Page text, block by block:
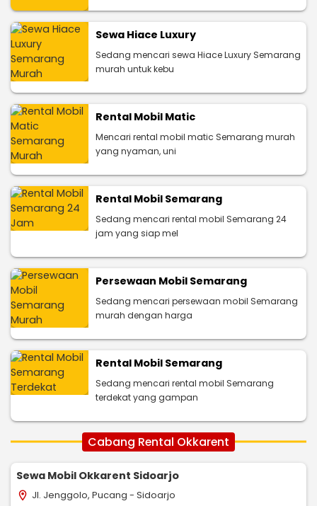
Sewa Hiace Luxury
Sedang mencari sewa Hiace Luxury Semarang
murah untuk kebu
Rental Mobil Matic
Mencari rental mobil matic Semarang murah
yang nyaman, uni
Rental Mobil Semarang
Sedang mencari rental mobil Semarang 24
jam yang siap mel
Persewaan Mobil Semarang
Sedang mencari persewaan mobil Semarang
murah dengan harga
Rental Mobil Semarang
Sedang mencari rental mobil Semarang
terdekat yang gampan
Cabang Rental Okkarent
Sewa Mobil Okkarent Sidoarjo
location_on Jl. Jenggolo, Pucang - Sidoarjo